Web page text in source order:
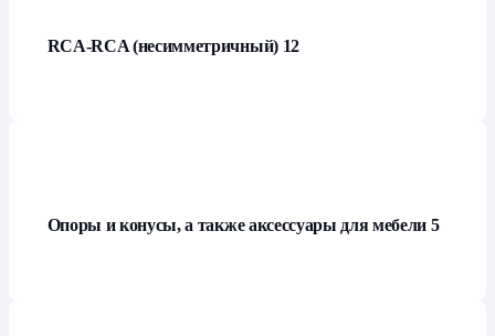
RCA-RCA (несимметричный) 12
Опоры и конусы, а также аксессуары для мебели 5